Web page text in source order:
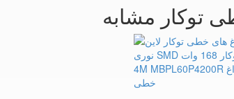
توکار مشابه